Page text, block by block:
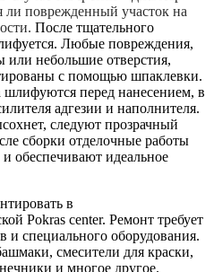
ли поврежденный участок на
После тщательного
Любые повреждения,
небольшие отверстия,
с помощью шпаклевки.
перед нанесением, в
адгезии и наполнителя.
следуют прозрачный
сборки отделочные работы
обеспечивают идеальное
в
Pokras center. Ремонт требует
специального оборудования.
смесители для краски,
и многое другое.